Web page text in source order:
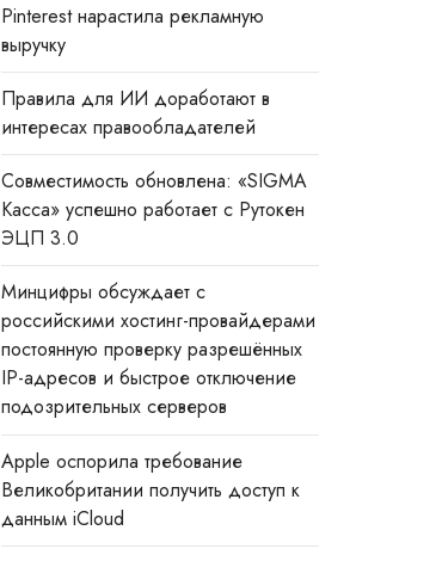
Pinterest нарастила рекламную
выручку
Правила для ИИ доработают в
интересах правообладателей
Совместимость обновлена: «SIGMA
Касса» успешно работает с Рутокен
ЭЦП 3.0
Минцифры обсуждает с
российскими хостинг-провайдерами
постоянную проверку разрешённых
IP-адресов и быстрое отключение
подозрительных серверов
Apple оспорила требование
Великобритании получить доступ к
данным iCloud